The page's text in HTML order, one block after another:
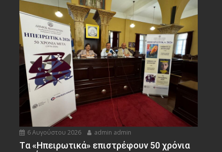
6 Αυγούστου 2026 admin admin
Tα «Ηπειρωτικά» επιστρέφουν 50 χρόνια